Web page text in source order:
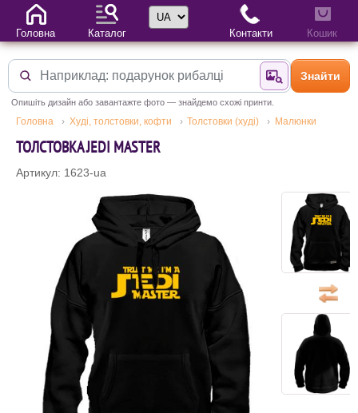
Знайти за
Знайти
Опишіть дизайн або завантажте фото — знайдемо схожі принти.
Головна Худі, толстовки, кофти Толстовки (худі) Малюнки
ТОЛСТОВКА JEDI MASTER
Артикул: 1623-ua
Головна Каталог
Вибір мови
Контакти Кошик